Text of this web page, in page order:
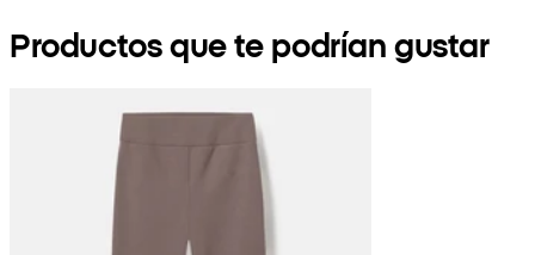
Productos que te podrían gustar